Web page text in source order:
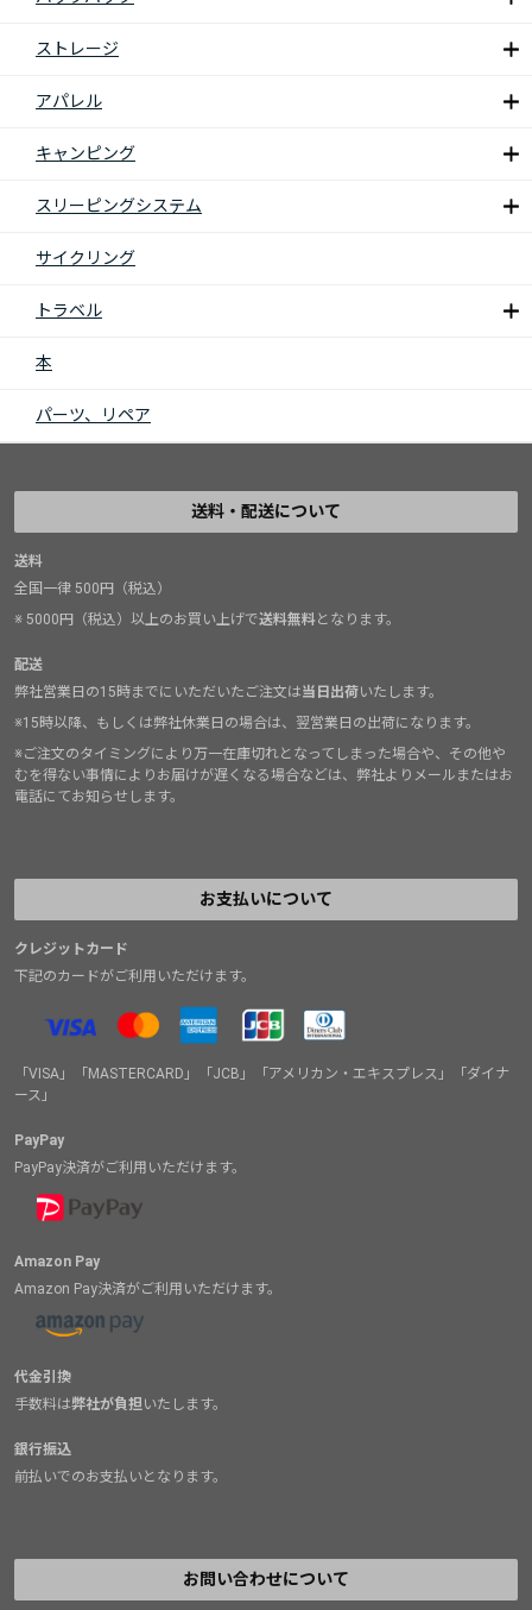
ストレージ
アパレル
キャンピング
スリーピングシステム
サイクリング
トラベル
本
パーツ、リペア
送料・配送について
送料
全国一律 500円（税込）
※ 5000円（税込）以上のお買い上げで送料無料となります。
配送
弊社営業日の15時までにいただいたご注文は当日出荷いたします。
※15時以降、もしくは弊社休業日の場合は、翌営業日の出荷になります。
※ご注文のタイミングにより万一在庫切れとなってしまった場合や、その他や
むを得ない事情によりお届けが遅くなる場合などは、弊社よりメールまたはお
電話にてお知らせします。
お支払いについて
クレジットカード
下記のカードがご利用いただけます。
「VISA」「MASTERCARD」「JCB」「アメリカン・エキスプレス」「ダイナ
ース」
PayPay
PayPay決済がご利用いただけます。
Amazon Pay
Amazon Pay決済がご利用いただけます。
代金引換
手数料は弊社が負担いたします。
銀行振込
前払いでのお支払いとなります。
お問い合わせについて